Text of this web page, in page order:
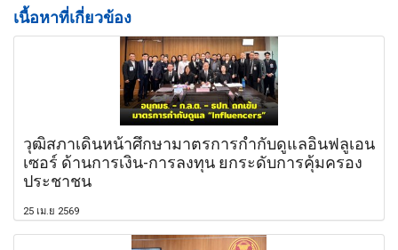
เนื้อหาที่เกี่ยวข้อง
วุฒิสภาเดินหน้าศึกษามาตรการกำกับดูแลอินฟลูเอน
เซอร์ ด้านการเงิน-การลงทุน ยกระดับการคุ้มครอง
ประชาชน
25 เม.ย 2569